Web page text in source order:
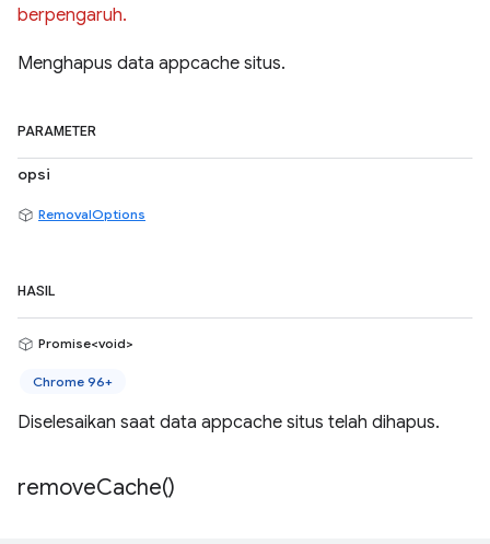
berpengaruh.
Menghapus data appcache situs.
PARAMETER
opsi
RemovalOptions
HASIL
Promise<void>
Chrome 96+
Diselesaikan saat data appcache situs telah dihapus.
removeCache()